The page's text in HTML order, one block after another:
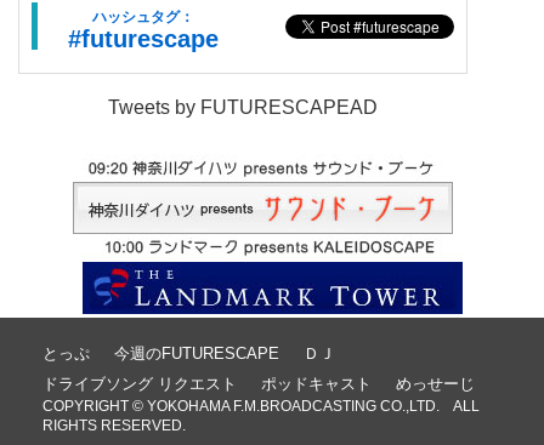
ハッシュタグ：
#futurescape
Tweets by FUTURESCAPEAD
とっぷ 今週のFUTURESCAPE
ＤＪ
ドライブソング リクエスト
ポッドキャスト めっせーじ
COPYRIGHT © YOKOHAMA F.M.BROADCASTING CO.,LTD. ALL
RIGHTS RESERVED.